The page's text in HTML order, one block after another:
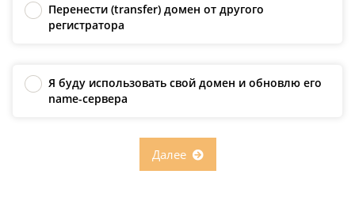
Перенести (transfer) домен от другого
регистратора
Я буду использовать свой домен и обновлю его
name-сервера